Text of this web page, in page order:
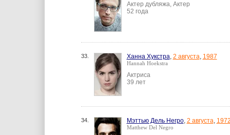
Актер дубляжа, Актер
52 года
33. Ханна Хукстра, 2 августа, 1987
Hannah Hoekstra
Актриса
39 лет
34. Мэттью Дель Негро, 2 августа,
Matthew Del Negro